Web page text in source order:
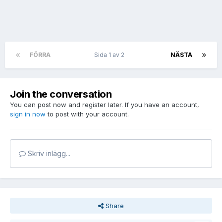
FÖRRA NÄSTA
Sida 1 av 2
Join the conversation
You can post now and register later. If you have an account,
sign in now to post with your account.
Skriv inlägg...
Share